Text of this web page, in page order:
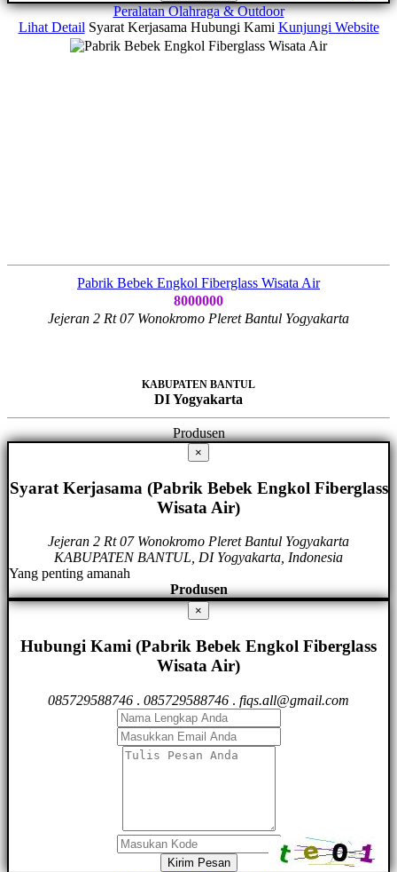
Peralatan Olahraga & Outdoor
Lihat Detail Syarat Kerjasama Hubungi Kami Kunjungi Website
Pabrik Bebek Engkol Fiberglass Wisata Air
8000000
Jejeran 2 Rt 07 Wonokromo Pleret Bantul Yogyakarta
KABUPATEN BANTUL
DI Yogyakarta
Produsen
×
Syarat Kerjasama (Pabrik Bebek Engkol Fiberglass
Wisata Air)
Jejeran 2 Rt 07 Wonokromo Pleret Bantul Yogyakarta
KABUPATEN BANTUL, DI Yogyakarta, Indonesia
Yang penting amanah
Produsen
×
Hubungi Kami (Pabrik Bebek Engkol Fiberglass
Wisata Air)
085729588746 . 085729588746 . fiqs.all@gmail.com
Kirim Pesan